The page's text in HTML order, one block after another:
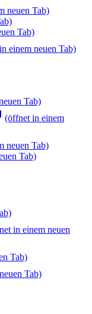
neuen Tab)
Tab)
einem neuen Tab)
Tab)
(öffnet in einem
neuen Tab)
Tab)
in einem neuen
Tab)
Tab)